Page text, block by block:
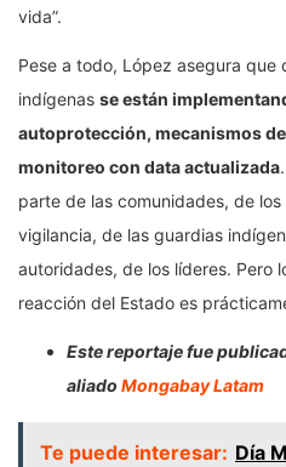
vida”.
Pese a todo, López asegura que
indígenas se están
autoprotección, mecanismos
monitoreo con data actualizada
parte de las comunidades, de
vigilancia, de las guardias
autoridades, de los líderes. Pero
reacción del Estado es
Este reportaje fue
aliado Mongabay Latam
Te puede interesar: Día